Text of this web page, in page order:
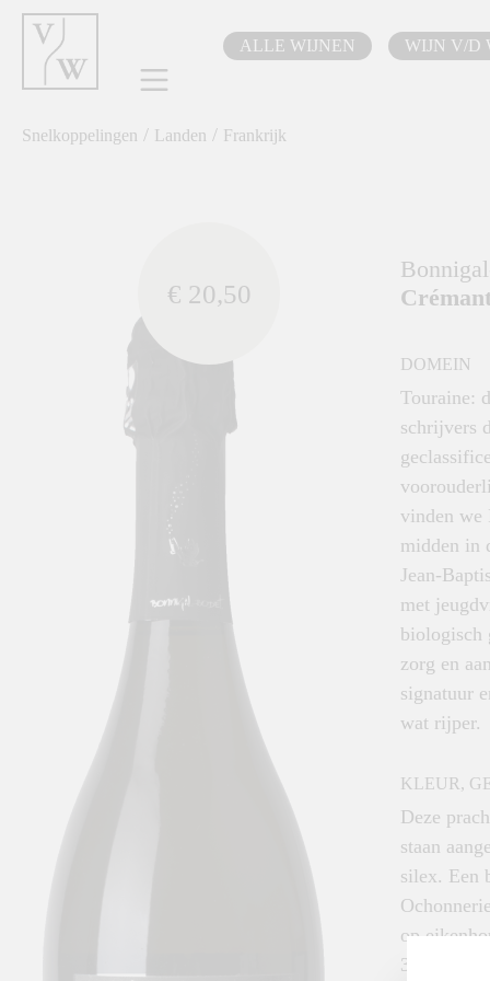
Ga naar de hoofdnavigatie
ALLE WIJNEN WIJN V/D
Snelkoppelingen / Landen / Frankrijk
€ 20,50
DOMEIN
Touraine:
schrijvers
vinden we
midden in
Jean-
met
biologisch
zorg en
signatuur
wat rijper.
KLEUR,
Deze
staan
silex. Een
op
36